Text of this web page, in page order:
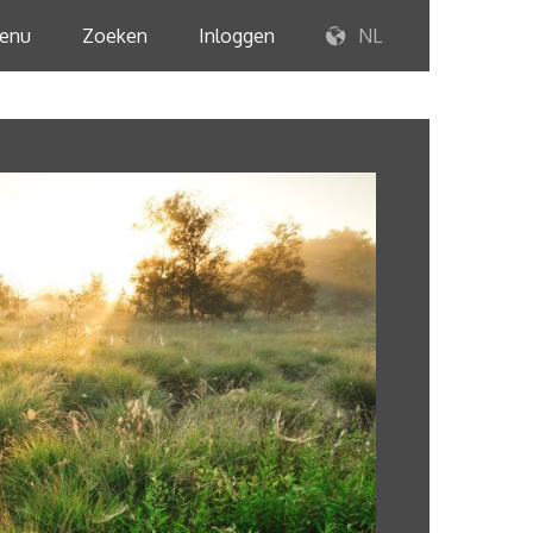
Zoeken Inloggen NL